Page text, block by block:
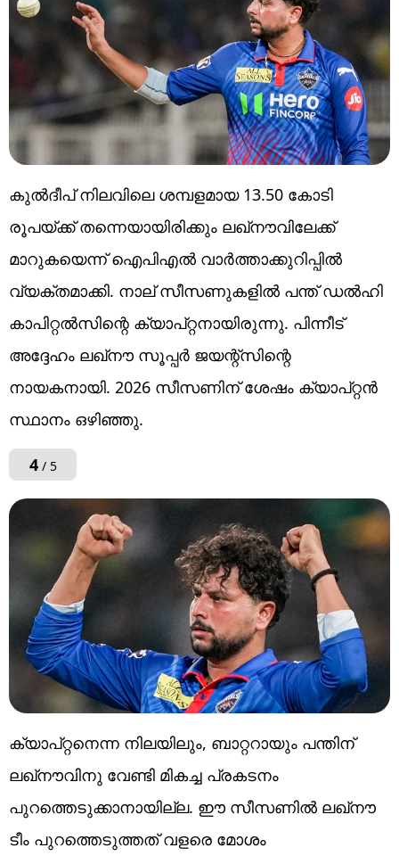
കുൽദീപ് നിലവിലെ ശമ്പളമായ 13.50 കോടി
രൂപയ്ക്ക് തന്നെയായിരിക്കും ലഖ്‌നൗവിലേക്ക്
മാറുകയെന്ന് ഐപിഎൽ വാർത്താക്കുറിപ്പിൽ
വ്യക്തമാക്കി. നാല് സീസണുകളിൽ പന്ത് ഡൽഹി
കാപിറ്റൽസിന്റെ ക്യാപ്റ്റനായിരുന്നു. പിന്നീട്
അദ്ദേഹം ലഖ്‌നൗ സൂപ്പർ ജയന്റ്സിന്റെ
നായകനായി. 2026 സീസണിന് ശേഷം ക്യാപ്റ്റൻ
സ്ഥാനം ഒഴിഞ്ഞു.
4/ 5
ക്യാപ്റ്റനെന്ന നിലയിലും, ബാറ്ററായും പന്തിന്
ലഖ്‌നൗവിനു വേണ്ടി മികച്ച പ്രകടനം
പുറത്തെടുക്കാനായില്ല. ഈ സീസണില്‍ ലഖ്‌നൗ
ടീം പുറത്തെടുത്തത് വളരെ മോശം